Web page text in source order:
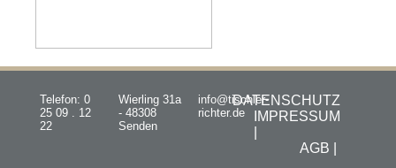
Telefon: 0
25 09 . 12
22
Wierling 31a
- 48308
Senden
info@tischler-
richter.de
DATENSCHUTZ
IMPRESSUM
AGB |